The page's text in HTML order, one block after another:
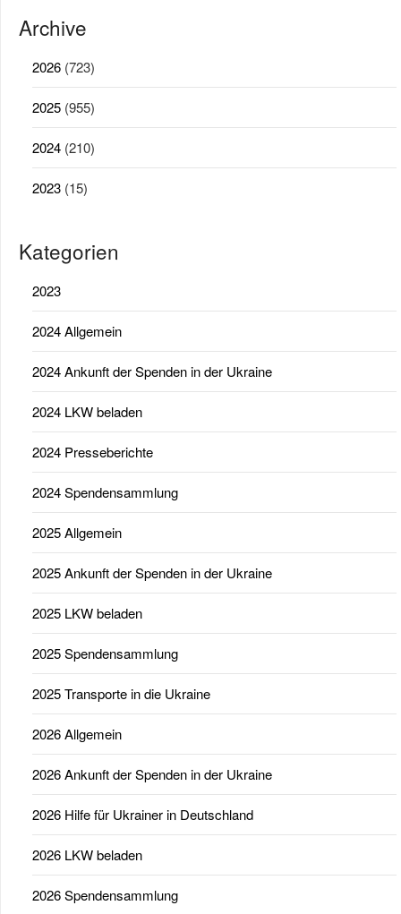
Archive
2026 (723)
2025 (955)
2024 (210)
2023 (15)
Kategorien
2023
2024 Allgemein
2024 Ankunft der Spenden in der Ukraine
2024 LKW beladen
2024 Presseberichte
2024 Spendensammlung
2025 Allgemein
2025 Ankunft der Spenden in der Ukraine
2025 LKW beladen
2025 Spendensammlung
2025 Transporte in die Ukraine
2026 Allgemein
2026 Ankunft der Spenden in der Ukraine
2026 Hilfe für Ukrainer in Deutschland
2026 LKW beladen
2026 Spendensammlung